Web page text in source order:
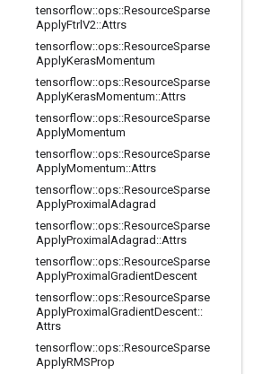
tensorflow::ops::ResourceSparse
ApplyFtrlV2::Attrs
tensorflow::ops::ResourceSparse
ApplyKerasMomentum
tensorflow::ops::ResourceSparse
ApplyKerasMomentum::Attrs
tensorflow::ops::ResourceSparse
ApplyMomentum
tensorflow::ops::ResourceSparse
ApplyMomentum::Attrs
tensorflow::ops::ResourceSparse
ApplyProximal Adagrad
tensorflow::ops::ResourceSparse
ApplyProximal Adagrad ::Attrs
tensorflow::ops::ResourceSparse
ApplyProximal GradientDescent
tensorflow::ops::ResourceSparse
ApplyProximal GradientDescent::
Attrs
tensorflow::ops::ResourceSparse
ApplyRMSProp